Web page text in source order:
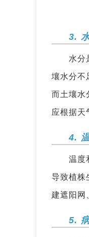
3.
水分是
壤水分不
而土壤水
应根据天
4.
温度和
导致植株
建遮阳网
5.